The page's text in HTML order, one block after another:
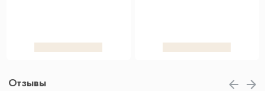
Отзывы